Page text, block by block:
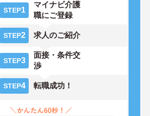
STEP1
マイナビ介護
職にご登録
STEP2 求人のご紹介
STEP3
面接・条件交
渉
STEP4 転職成功！